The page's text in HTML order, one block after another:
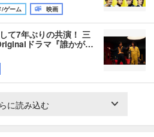
/ゲーム 映画
て7年ぶりの共演！ 三
ドラマ『誰かが…
に読み込む